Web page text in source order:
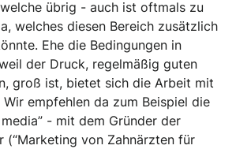
übrig - auch ist oftmals zu
welches diesen Bereich zusätzlich
Ehe die Bedingungen in
der Druck, regelmäßig guten
groß ist, bietet sich die Arbeit mit
empfehlen da zum Beispiel die
- mit dem Gründer der
(“Marketing von Zahnärzten für